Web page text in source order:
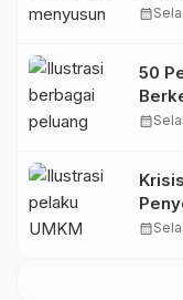
calendar_month
50
calendar_month
calendar_month